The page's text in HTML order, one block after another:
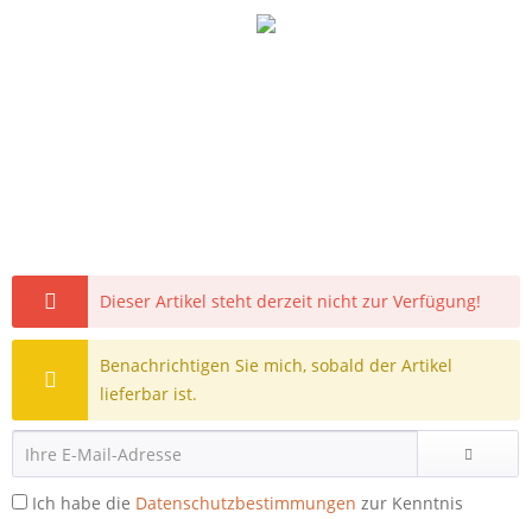
Dieser Artikel steht derzeit nicht zur Verfügung!
Benachrichtigen Sie mich, sobald der Artikel
lieferbar ist.
Ich habe die Datenschutzbestimmungen zur Kenntnis